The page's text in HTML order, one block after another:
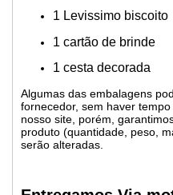
1 Levissimo biscoito
1 cartão de brinde
1 cesta decorada
Algumas das embalagens
fornecedor, sem haver
nosso site, porém,
produto (quantidade, peso,
serão alteradas.